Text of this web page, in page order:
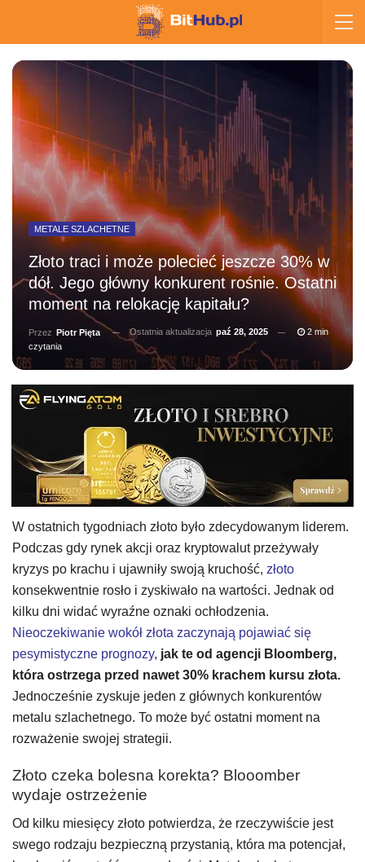
METALE SZLACHETNE
Złoto traci i może polecieć jeszcze 30% w
dół. Jego główny konkurent rośnie. Ostatni
moment na relokację kapitału?
Przez Piotr Pięta Ostatnia aktualizacja paź 28, 2025
2 min
czytania
W ostatnich tygodniach złoto było zdecydowanym liderem.
Podczas gdy rynek akcji oraz kryptowalut przeżywały
kryzys po krachu i ujawniły swoją kruchość, złoto
konsekwentnie rosło i zyskiwało na wartości. Jednak od
kilku dni widać wyraźne oznaki ochłodzenia.
Nieoczekiwanie wokół złota zaczynają pojawiać się
pesymistyczne prognozy, jak te od agencji Bloomberg,
która ostrzega przed nawet 30% krachem kursu złota.
Jednocześnie zyskuje jeden z głównych konkurentów
metalu szlachetnego. To może być ostatni moment na
rozważenie swojej strategii.
Złoto czeka bolesna korekta? Blooomber
wydaje ostrzeżenie
Od kilku miesięcy złoto potwierdza, że rzeczywiście jest
swego rodzaju bezpieczną przystanią, która ma potencjał,